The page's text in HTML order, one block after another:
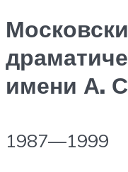
имени А.
1987—1999